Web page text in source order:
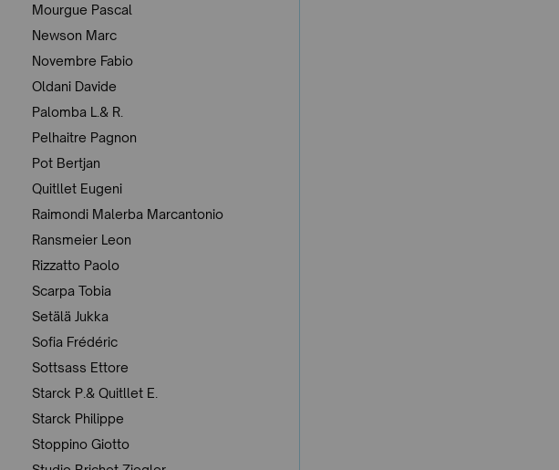
Mourgue Pascal
Newson Marc
Novembre Fabio
Oldani Davide
Palomba L.& R.
Pelhaitre Pagnon
Pot Bertjan
Quitllet Eugeni
Raimondi Malerba Marcantonio
Ransmeier Leon
Rizzatto Paolo
Scarpa Tobia
Setälä Jukka
Sofia Frédéric
Sottsass Ettore
Starck P.& Quitllet E.
Starck Philippe
Stoppino Giotto